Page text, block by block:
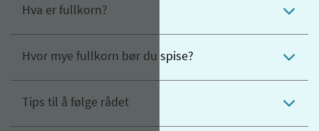
Hva er fullkorn?
Hvor mye fullkorn bør du spise?
Tips til å følge rådet